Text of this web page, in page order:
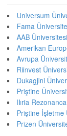
Universum
Fama
AAB Üniversitesi
Amerikan
Avrupa
Riinvest
Dukagjini
Priştine
Ilıria
Priştine İşletme
Prizen